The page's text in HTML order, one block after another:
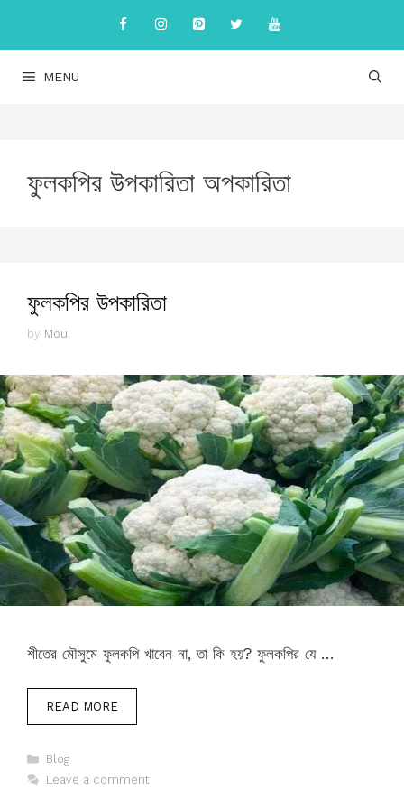
content
MENU
ফুলকপির উপকারিতা অপকারিতা
ফুলকপির উপকারিতা
by Mou
শীতের মৌসুমে ফুলকপি খাবেন না, তা কি হয়? ফুলকপির যে …
READ MORE
Categories
Blog
Leave a comment